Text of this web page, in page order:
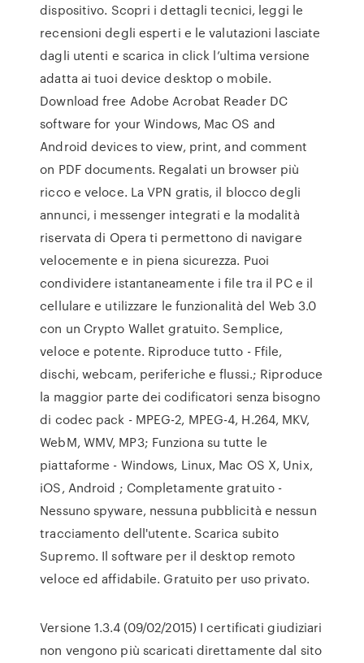
dispositivo. Scopri i dettagli tecnici, leggi le
recensioni degli esperti e le valutazioni lasciate
dagli utenti e scarica in click l’ultima versione
adatta ai tuoi device desktop o mobile.
Download free Adobe Acrobat Reader DC
software for your Windows, Mac OS and
Android devices to view, print, and comment
on PDF documents. Regalati un browser più
ricco e veloce. La VPN gratis, il blocco degli
annunci, i messenger integrati e la modalità
riservata di Opera ti permettono di navigare
velocemente e in piena sicurezza. Puoi
condividere istantaneamente i file tra il PC e il
cellulare e utilizzare le funzionalità del Web 3.0
con un Crypto Wallet gratuito. Semplice,
veloce e potente. Riproduce tutto - Ffile,
dischi, webcam, periferiche e flussi.; Riproduce
la maggior parte dei codificatori senza bisogno
di codec pack - MPEG-2, MPEG-4, H.264, MKV,
WebM, WMV, MP3; Funziona su tutte le
piattaforme - Windows, Linux, Mac OS X, Unix,
iOS, Android ; Completamente gratuito -
Nessuno spyware, nessuna pubblicità e nessun
tracciamento dell'utente. Scarica subito
Supremo. Il software per il desktop remoto
veloce ed affidabile. Gratuito per uso privato.
Versione 1.3.4 (09/02/2015) I certificati giudiziari
non vengono più scaricati direttamente dal sito